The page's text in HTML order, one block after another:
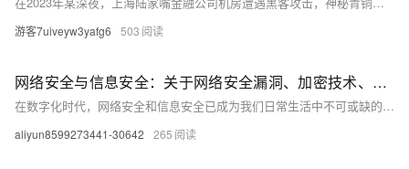
游客7uiveyw3yafg6 503
网络安全与信息安全：关于网络安全漏洞、加密技术、安全意识等方面的知识分享
在数字化时代，网络安全和信息安全已成为我们日常生活中不可或缺的一部分。本文将深入探讨网络安全漏洞、加密技术和安全意识等方面的问题，并提供一些实用的建议和解决方案。我们将通过分析网络攻击的常见形式，揭示网络安全的脆弱性，并介绍如何利用加密技术来保护数据。此外，我们还将强调提高个人和企业的安全意识的重要性，以应对日益复杂的网络威胁。无论你是普通用户还是IT专业人士，这篇文章都将为你提供有价值的见解和指导。
aliyun8599273441-30642 265